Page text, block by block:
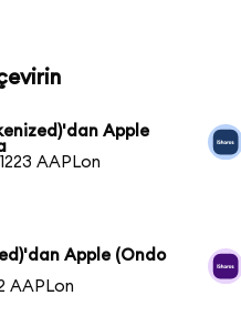
Apple
AAPLon
Apple (Ondo
AAPLon